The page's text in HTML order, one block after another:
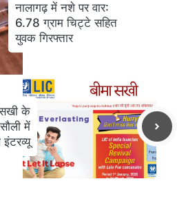
नालागढ़ में नशे पर वार:
6.78 ग्राम चिट्टे सहित
युवक गिरफ्तार
सखी के
में
इंटरव्यू